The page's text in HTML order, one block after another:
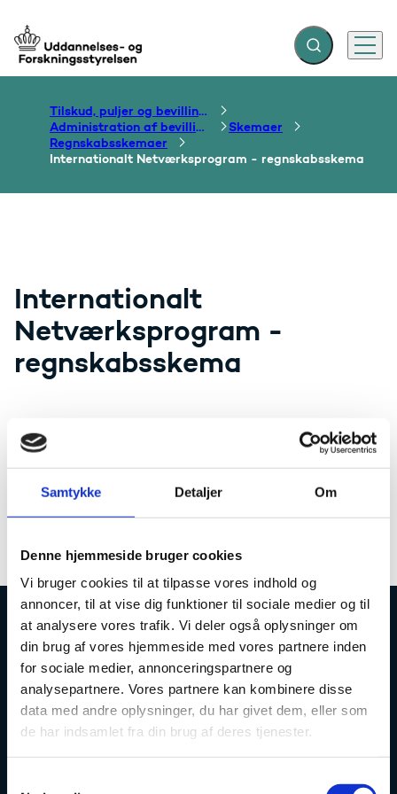
Samtykke Detaljer Om
Denne hjemmeside bruger cookies
Vi bruger cookies til at tilpasse vores indhold og
annoncer, til at vise dig funktioner til sociale medier og til
at analysere vores trafik. Vi deler også oplysninger om
din brug af vores hjemmeside med vores partnere inden
for sociale medier, annonceringspartnere og
analysepartnere. Vores partnere kan kombinere disse
data med andre oplysninger, du har givet dem, eller som
de har indsamlet fra din brug af deres tjenester.
Gå til forsiden Fold søgefelt ud
Menu
Tilskud, puljer og bevillinger
Administration af bevillinger
Skemaer
Regnskabsskemaer
Internationalt Netværksprogram - regnskabsskema
Internationalt
Netværksprogram -
regnskabsskema
Skema til aflæggelse af slutregnskab for
bevillinger fra Internationalt
INP regnskabsskema
Uddannelses- og Forskningsstyrelsen
Tlf. 7231 7800